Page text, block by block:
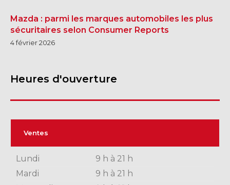
Mazda : parmi les marques automobiles les plus
sécuritaires selon Consumer Reports
4 février 2026
Heures d'ouverture
Ventes
Lundi
9 h à 21 h
Mardi
9 h à 21 h